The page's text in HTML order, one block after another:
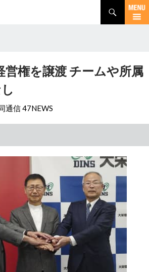
営権を譲渡 チームや所属
通信 47NEWS